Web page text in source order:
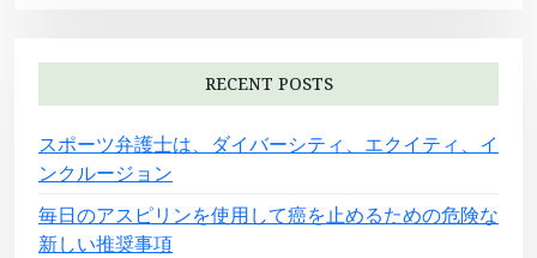
RECENT POSTS
スポーツ弁護士は、ダイバーシティ、エクイティ、イ
ンクルージョン
毎日のアスピリンを使用して癌を止めるための危険な
新しい推奨事項